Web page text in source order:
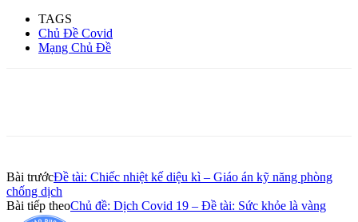
TAGS
Chủ Đề Covid
Mạng Chủ Đề
Bài trướcĐề tài: Chiếc nhiệt kế diệu kì – Giáo án kỹ năng phòng
chống dịch
Bài tiếp theoChủ đề: Dịch Covid 19 – Đề tài: Sức khỏe là vàng